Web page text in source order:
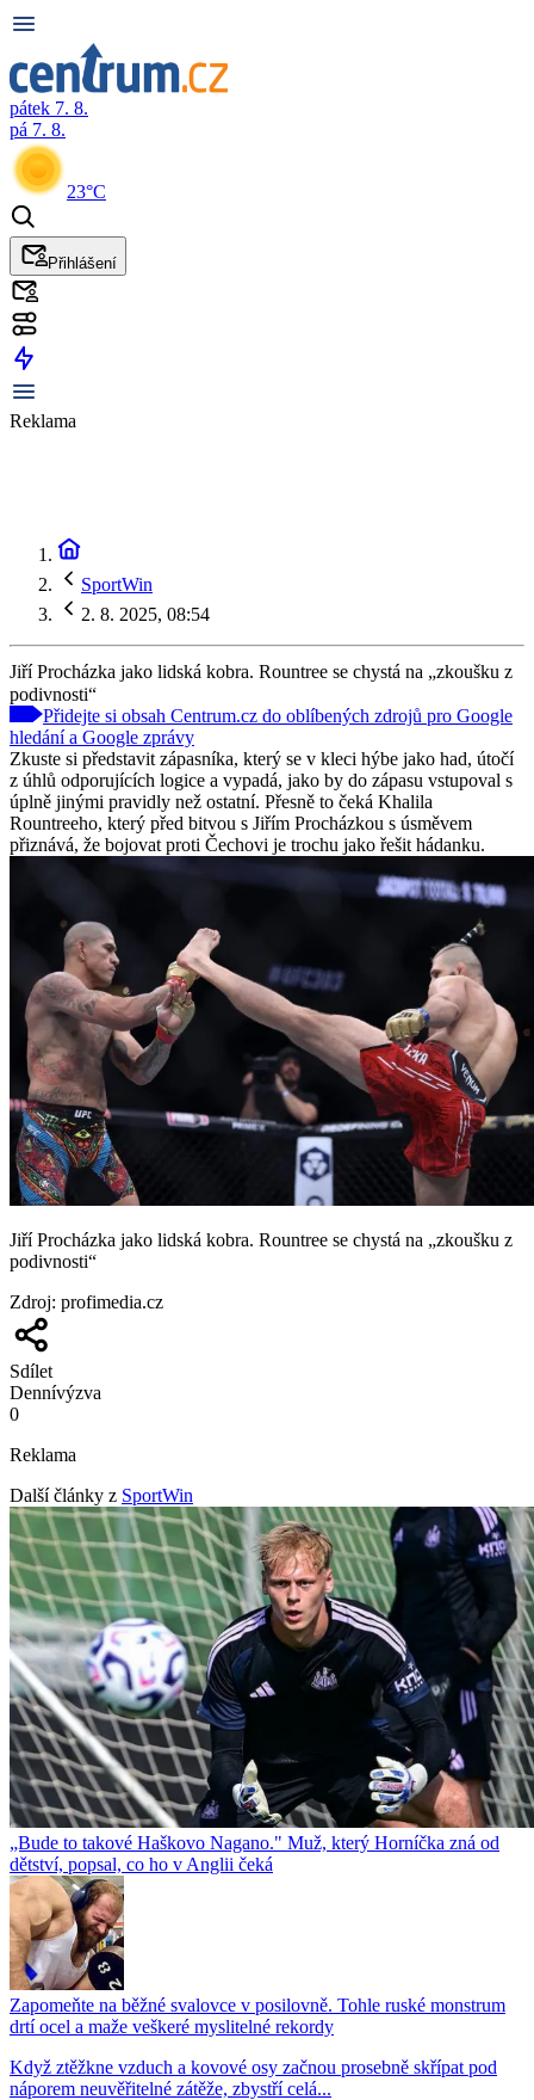
pátek 7. 8.
pá 7. 8.
23°C
Přihlášení
Reklama
SportWin
2. 8. 2025, 08:54
Jiří Procházka jako lidská kobra. Rountree se chystá na „zkoušku z
podivnosti“
Přidejte si obsah Centrum.cz do oblíbených zdrojů pro Google
hledání a Google zprávy
Zkuste si představit zápasníka, který se v kleci hýbe jako had, útočí
z úhlů odporujících logice a vypadá, jako by do zápasu vstupoval s
úplně jinými pravidly než ostatní. Přesně to čeká Khalila
Rountreeho, který před bitvou s Jiřím Procházkou s úsměvem
přiznává, že bojovat proti Čechovi je trochu jako řešit hádanku.
Jiří Procházka jako lidská kobra. Rountree se chystá na „zkoušku z
podivnosti“
Zdroj: profimedia.cz
Sdílet
Dennívýzva
0
Reklama
Další články z SportWin
„Bude to takové Haškovo Nagano." Muž, který Horníčka zná od
dětství, popsal, co ho v Anglii čeká
Zapomeňte na běžné svalovce v posilovně. Tohle ruské monstrum
drtí ocel a maže veškeré myslitelné rekordy
Když ztěžkne vzduch a kovové osy začnou prosebně skřípat pod
náporem neuvěřitelné zátěže, zbystří celá...